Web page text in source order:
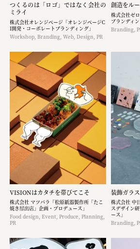
つくるのは「ロゴ」ではなく​会社の
ミライ
株式会社オレンジページ​「オレンジページC
I開発・コーポレートブランディング​」
Workshop, Branding, Web, Design, PR
創造をル
株式会社ゼ
ブランディ
Branding,
VISIONはカタチを帯びてこそ
株式会社 マツバラ「松原紙器製作所「たこ
焼き屋出店」企画・プロデュース」
Food design, Event, Produce, Planning,
PR
装飾ガラ
株式会社 中
スデザイン
ース」
Branding,